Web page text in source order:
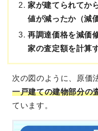
家が建てられてか
値が減ったか（減
再調達価格を減価
家の査定額を計算
次の図のように、原価
一戸建ての建物部分の
ています。